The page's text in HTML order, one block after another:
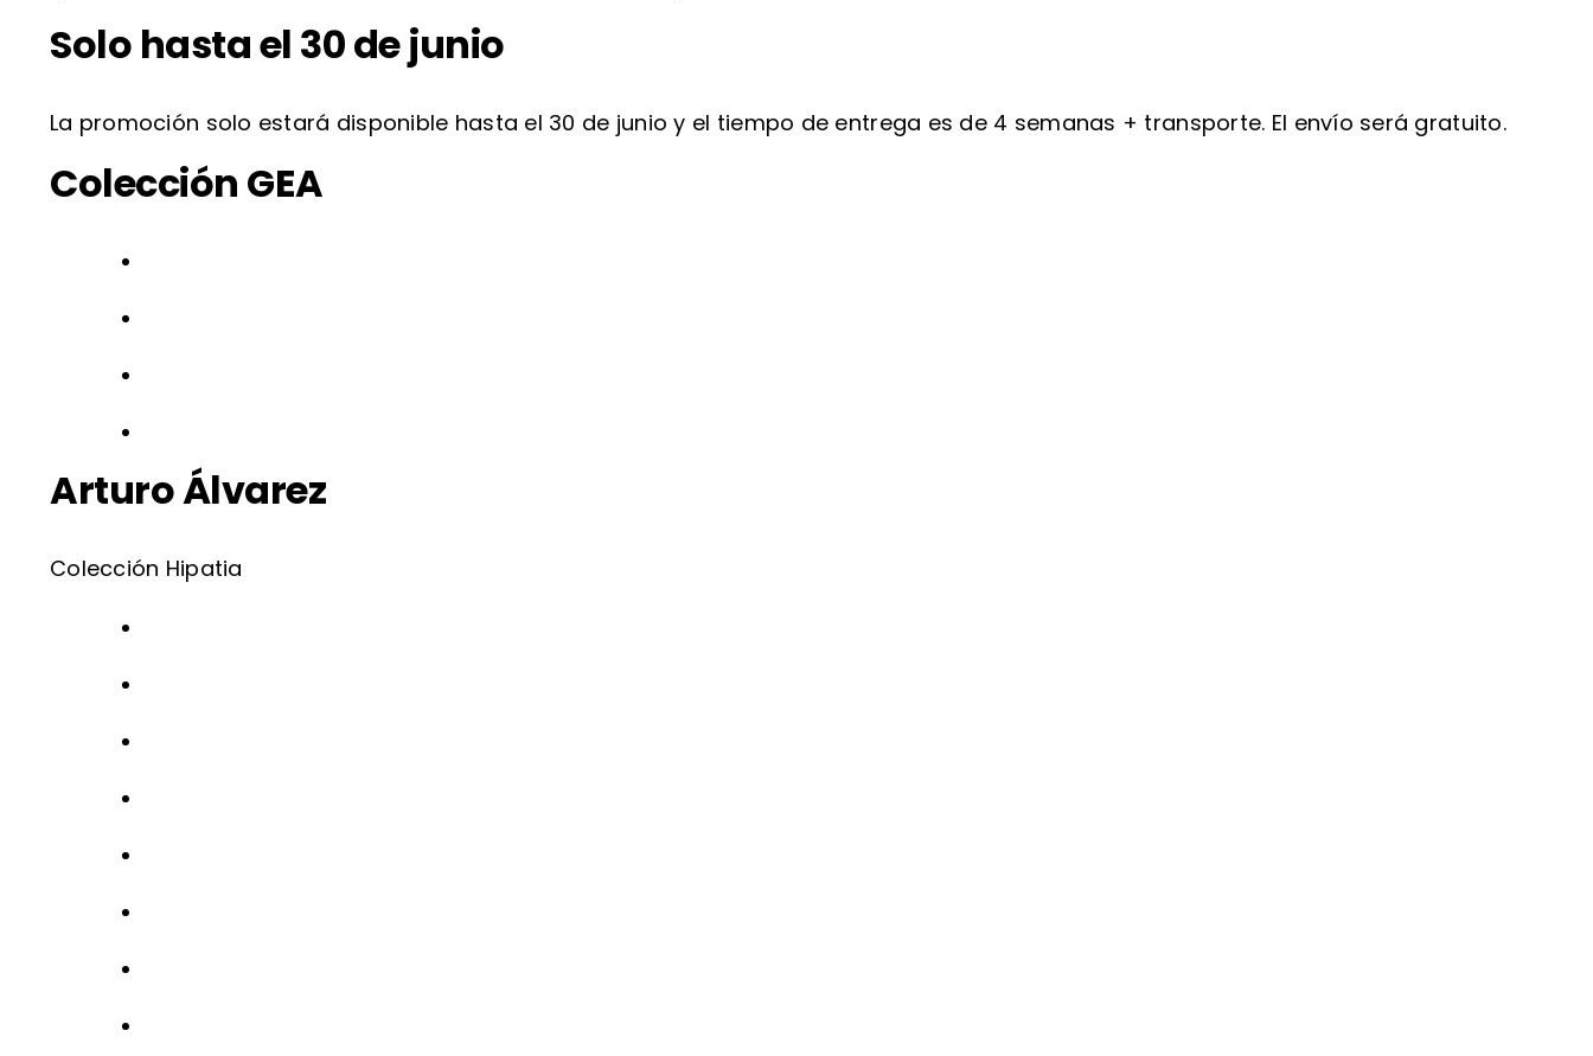
Solo hasta el 30 de junio
La promoción solo estará disponible hasta el 30 de junio y el tiempo de entrega es de 4 semanas + transporte. El envío será gratuito.
Colección GEA
Arturo Álvarez
Colección Hipatia